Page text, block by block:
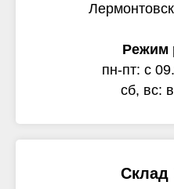
Режим
пн-пт: с
сб, вс:
Склад